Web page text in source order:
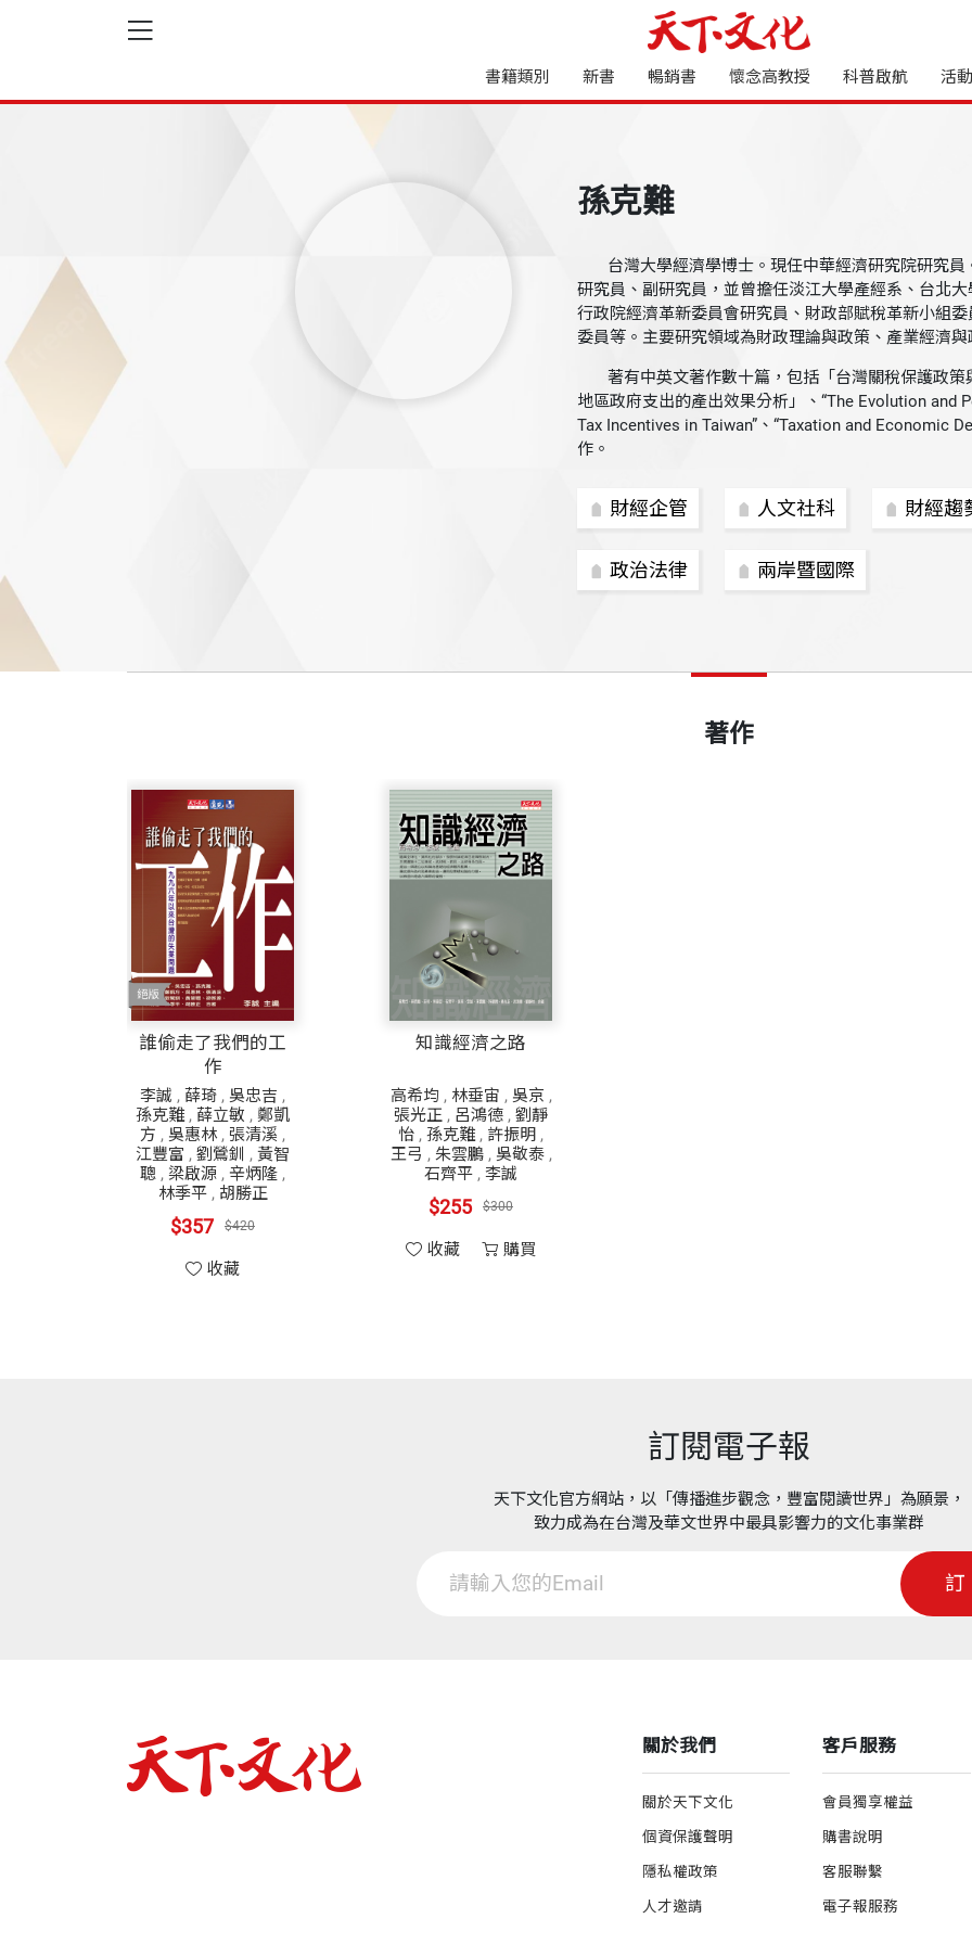
書籍類別 新書 暢銷書 懷念高教授 科普啟航 活動
孫克難
台灣大學經濟學博士。現任中華經濟研究院研究員
研究員、副研究員，並曾擔任淡江大學產經系、台北
行政院經濟革新委員會研究員、財政部賦稅革新小組
委員等。主要研究領域為財政理論與政策、產業經濟與
著有中英文著作數十篇，包括「台灣關稅保護政策
地區政府支出的產出效果分析」、“The Evolution and
Tax Incentives in Taiwan”、“Taxation and Economic
作。
財經企管 人文社科 財經趨
政治法律 兩岸暨國際
著作
誰偷走了我們的工
作
李誠 , 薛琦 , 吳忠吉 ,
孫克難, 薛立敏 , 鄭凱
方 , 吳惠林 , 張清溪 ,
江豐富 , 劉鶯釧 , 黃智
聰 , 梁啟源 , 辛炳隆 ,
林季平, 胡勝正
$357 $420
收藏
知識經濟之路
高希均, 林垂宙 , 吳京 ,
張光正 , 呂鴻德 , 劉靜
怡 , 孫克難, 許振明 ,
王弓 , 朱雲鵬, 吳敬泰,
石齊平 , 李誠
$255 $300
收藏 購買
訂閱電子報
天下文化官方網站，以「傳播進步觀念，豐富閱讀世界」為願景，
致力成為在台灣及華文世界中最具影響力的文化事業群
關於我們
關於天下文化
個資保護聲明
隱私權政策
人才邀請
客戶服務
會員獨享權益
購書說明
客服聯繫
電子報服務